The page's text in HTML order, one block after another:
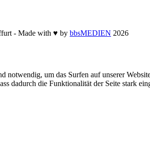
- Made with ♥ by bbsMEDIEN 2026
um das Surfen auf unserer
dadurch die Funktionalität der Seite stark